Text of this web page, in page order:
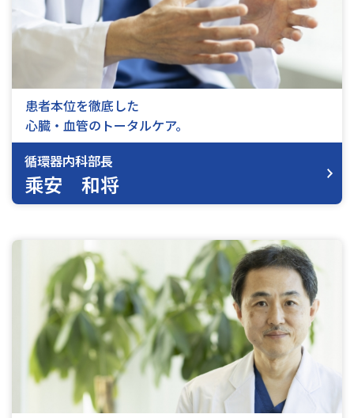
患者本位を徹底した
心臓・血管のトータルケア。
循環器内科部長
乘安 和将